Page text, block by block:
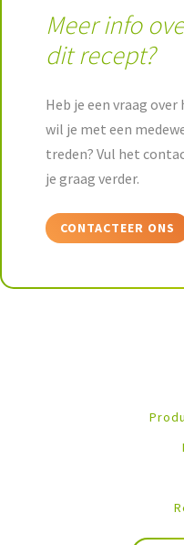
Meer info
dit recept?
Heb je een vraag
wil je met een
treden? Vul het
je graag verder.
CONTACTEER ONS